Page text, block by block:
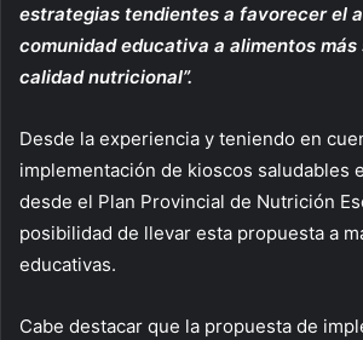
estrategias tendientes a favorecer el
comunidad educativa a alimentos más
calidad nutricional”.
Desde la experiencia y teniendo en
implementación de kioscos saludables
desde el Plan Provincial de Nutrición
posibilidad de llevar esta propuesta a
educativas.
Cabe destacar que la propuesta de